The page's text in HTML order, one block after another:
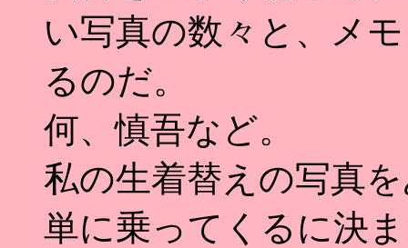
い写真の数々と、メ
るのだ。
何、慎吾など。
私の生着替えの写真
単に乗ってくるに決